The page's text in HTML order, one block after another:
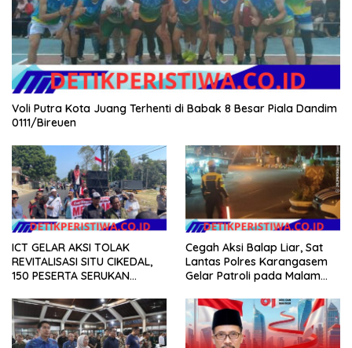
Voli Putra Kota Juang Terhenti di Babak 8 Besar Piala Dandim
0111/Bireuen
ICT GELAR AKSI TOLAK
REVITALISASI SITU CIKEDAL,
150 PESERTA SERUKAN
Cegah Aksi Balap Liar, Sat
Lantas Polres Karangasem
Gelar Patroli pada Malam